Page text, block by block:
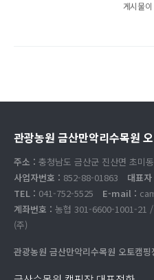
게시물
관광농원 금산만악리수목원
주소 : 충청남도 금산군 진산면 초미
사업자번호 : 852-88-01863 대표
TEL : 041-752-5525 E-mail :
계좌번호 : 농협 301-6600-1001-21 /
(주)
관광농원 금산만악리수목원 오토캠핑